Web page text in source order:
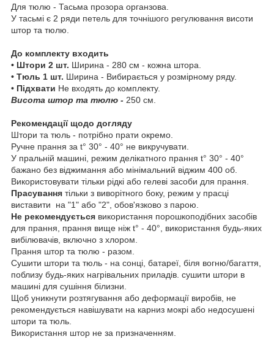
Для тюлю - Тасьма прозора органзова.
У тасьмі є 2 ряди петель для точнішого регулювання висоти
штор та тюлю.
До комплекту входить
• Штори 2 шт. Ширина - 280 см - кожна штора.
• Тюль 1 шт. Ширина - Вибирається у розмірному ряду.
• Підхвати Не входять до комплекту.
Висота штор та тюлю - 250 см.
Рекомендації щодо догляду
Штори та тюль - потрібно прати окремо.
Ручне прання за t° 30° - 40° не викручувати.
У пральній машині, режим делікатного прання t° 30° - 40°
бажано без віджимання або мінімальний віджим 400 об.
Використовувати тільки рідкі або гелеві засоби для прання.
Прасування тільки з виворітного боку, режим у прасці
виставити на "1" або "2", обов'язково з парою.
Не рекомендується використання порошкоподібних засобів
для прання, прання вище ніж t° - 40°, використання будь-яких
вибілювачів, включно з хлором.
Прання штор та тюлю - разом.
Сушити штори та тюль - на сонці, батареї, біля вогню/багаття,
поблизу будь-яких нагрівальних приладів. сушити штори в
машині для сушіння білизни.
Щоб уникнути розтягування або деформації виробів, не
рекомендується навішувати на карниз мокрі або недосушені
штори та тюль.
Використання штор не за призначенням.